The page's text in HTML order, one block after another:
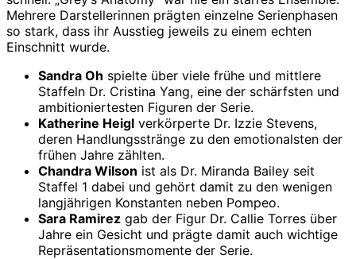
Mehrere Darstellerinnen prägten einzelne Serienphasen
so stark, dass ihr Ausstieg jeweils zu einem echten
Einschnitt wurde.
Sandra Oh spielte über viele frühe und mittlere
Staffeln Dr. Cristina Yang, eine der schärfsten und
ambitioniertesten Figuren der Serie.
Katherine Heigl verkörperte Dr. Izzie Stevens,
deren Handlungsstränge zu den emotionalsten der
frühen Jahre zählten.
Chandra Wilson ist als Dr. Miranda Bailey seit
Staffel 1 dabei und gehört damit zu den wenigen
langjährigen Konstanten neben Pompeo.
Sara Ramirez gab der Figur Dr. Callie Torres über
Jahre ein Gesicht und prägte damit auch wichtige
Repräsentationsmomente der Serie.